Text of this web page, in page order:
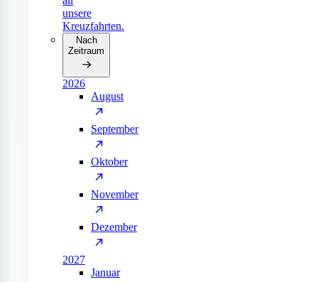
unsere
Kreuzfahrten.
Nach
Zeitraum
2026
August
September
Oktober
November
Dezember
2027
Januar